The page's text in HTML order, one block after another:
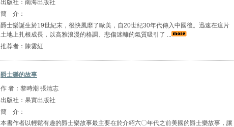
出版社：南海出版社
簡 介：
爵士樂誕生於19世紀末，很快風靡了歐美，自20世紀30年代傳入中國後。迅速在這片
土地上扎根成長，以高雅浪漫的格調、悲傷迷離的氣質吸引了 ...
推荐者：陳雲紅
爵士樂的故事
作 者：黎時潮 張清志
出版社：果實出版社
簡 介：
本書作者以輕鬆有趣的爵士樂故事最主要在於介紹六〇年代之前美國的爵士樂故事，讓